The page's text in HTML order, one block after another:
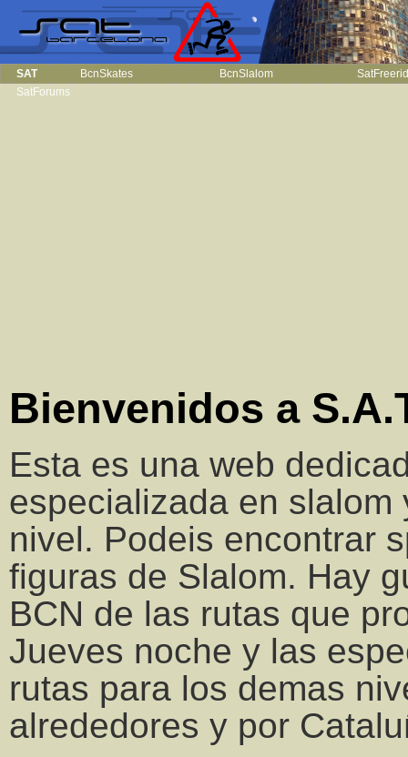
SAT BcnSkates BcnSlalom
SatForums
Bienvenidos a
Esta es una web
especializada en
nivel. Podeis encontrar
figuras de Slalom. Hay
BCN de las rutas que
Jueves noche y las
rutas para los demas
alrededores y por